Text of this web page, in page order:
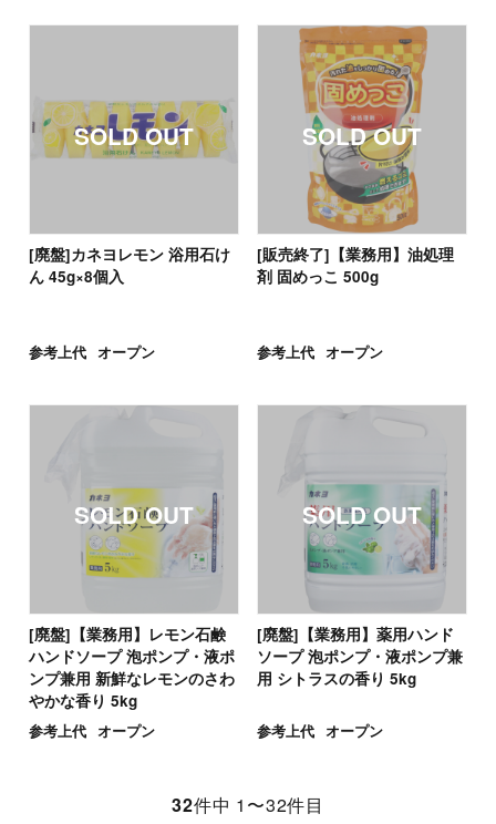
[廃盤]カネヨレモン 浴用石け
ん 45g×8個入
参考上代 オープン
[販売終了]【業務用】油処理
剤 固めっこ 500g
参考上代 オープン
[廃盤]【業務用】レモン石鹸
ハンドソープ 泡ポンプ・液ポ
ンプ兼用 新鮮なレモンのさわ
やかな香り 5kg
参考上代 オープン
[廃盤]【業務用】薬用ハンド
ソープ 泡ポンプ・液ポンプ兼
用 シトラスの香り 5kg
参考上代 オープン
32件中 1〜32件目